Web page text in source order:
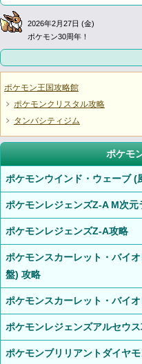
2026年2月27日 (金)
ポケモン30周年！
ポケモン王国攻略館
ポケモンクリスタル攻略
タンバシティジム
ポケモ
ポケモンウインド・ウェーブ (
ポケモンレジェンズZ-A M次元
ポケモンレジェンズZ-A攻略
ポケモンスカーレット・バイ
盤) 攻略
ポケモンスカーレット・バイ
ポケモンレジェンズアルセウ
ポケモンブリリアントダイヤ